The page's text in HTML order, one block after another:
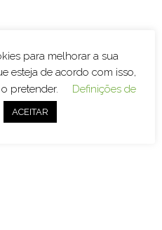
para melhorar a sua
esteja de acordo com isso,
pretender.
Definições de
ACEITAR